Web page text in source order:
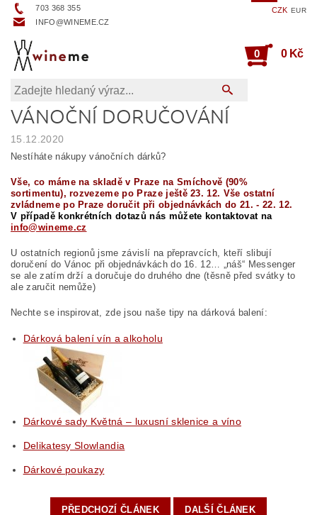
703 368 355
INFO@WINEME.CZ
CZK EUR
0 0 Kč
VÁNOČNÍ DORUČOVÁNÍ
15.12.2020
Nestíháte nákupy vánočních dárků?
Vše, co máme na skladě v Praze na Smíchově (90%
sortimentu), rozvezeme po Praze ještě 23. 12. Vše ostatní
zvládneme po Praze doručit při objednávkách do 21. - 22. 12.
V případě konkrétních dotazů nás můžete kontaktovat na
info@wineme.cz
U ostatních regionů jsme závislí na přepravcích, kteří slibují
doručení do Vánoc při objednávkách do 16. 12… „náš“ Messenger
se ale zatím drží a doručuje do druhého dne (těsně před svátky to
ale zaručit nemůže)
Nechte se inspirovat, zde jsou naše tipy na dárková balení:
Dárková balení vín a alkoholu
Dárkové sady Květná – luxusní sklenice a víno
Delikatesy Slowlandia
Dárkové poukazy
PŘEDCHOZÍ ČLÁNEK DALŠÍ ČLÁNEK